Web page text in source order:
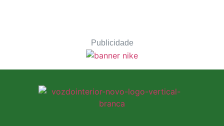
Publicidade